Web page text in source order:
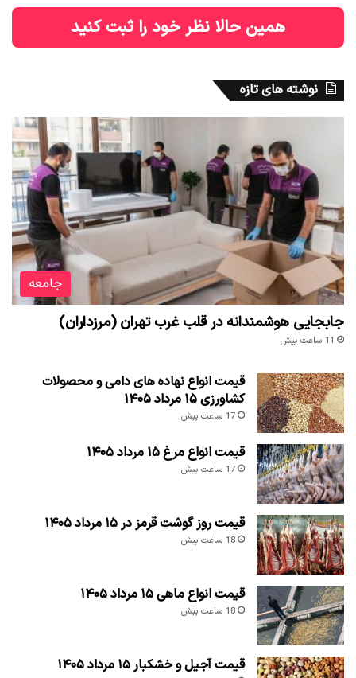
همین حالا نظر خود را ثبت کنید
نوشته های تازه
جامعه
جابجایی هوشمندانه در قلب غرب تهران (مرزداران)
11 ساعت پیش
قیمت انواع نهاده های دامی و محصولات
کشاورزی ۱۵ مرداد ۱۴۰۵
17 ساعت پیش
قیمت انواع مرغ ۱۵ مرداد ۱۴۰۵
17 ساعت پیش
قیمت روز گوشت قرمز در ۱۵ مرداد ۱۴۰۵
18 ساعت پیش
قیمت انواع ماهی ۱۵ مرداد ۱۴۰۵
18 ساعت پیش
قیمت آجیل و خشکبار ۱۵ مرداد ۱۴۰۵